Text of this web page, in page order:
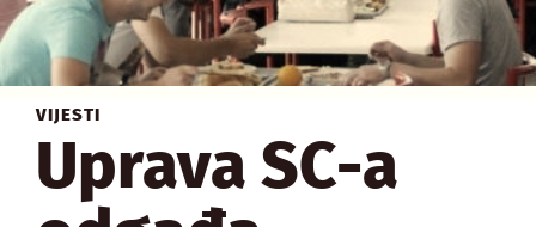
VIJESTI
Uprava SC-a